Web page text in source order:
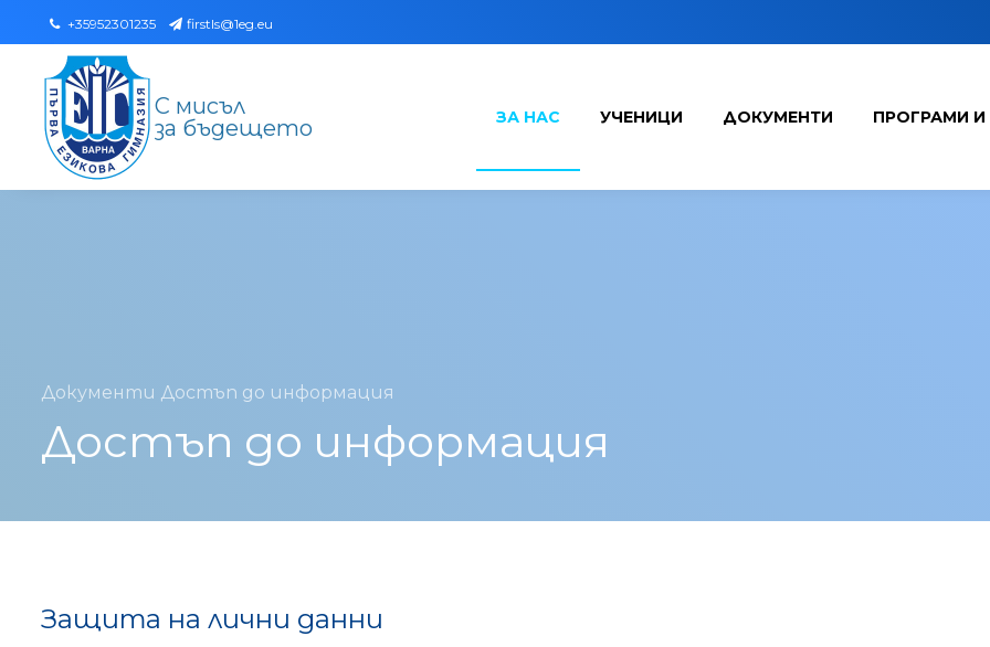
+35952301235 firstls@1eg.eu
С мисъл
за бъдещето
ЗА НАС УЧЕНИЦИ ДОКУМЕНТИ ПРОГРАМИ И
Документи Достъп до информация
Достъп до информация
Защита на лични данни